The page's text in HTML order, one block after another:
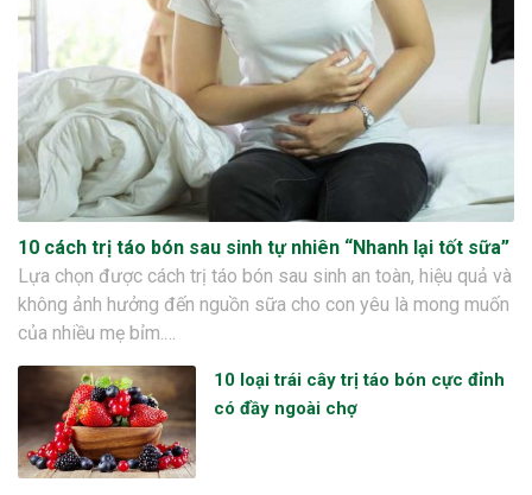
10 cách trị táo bón sau sinh tự nhiên “Nhanh lại tốt sữa”
Lựa chọn được cách trị táo bón sau sinh an toàn, hiệu quả và
không ảnh hưởng đến nguồn sữa cho con yêu là mong muốn
của nhiều mẹ bỉm.…
10 loại trái cây trị táo bón cực đỉnh
có đầy ngoài chợ